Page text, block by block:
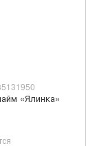
«Ялинка»